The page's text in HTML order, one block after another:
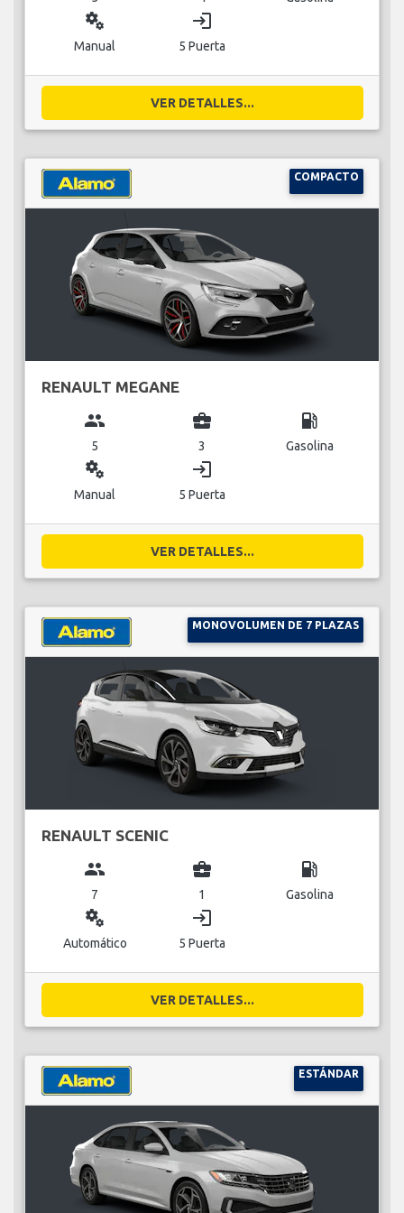
miscellaneous_services
Manual
login
5 Puerta
VER DETALLES...
COMPACTO
RENAULT MEGANE
group
5
business_center
3
local_gas_station
Gasolina
miscellaneous_services
Manual
login
5 Puerta
VER DETALLES...
MONOVOLUMEN DE 7 PLAZAS
RENAULT SCENIC
group
7
business_center
1
local_gas_station
Gasolina
miscellaneous_services
Automático
login
5 Puerta
VER DETALLES...
ESTÁNDAR